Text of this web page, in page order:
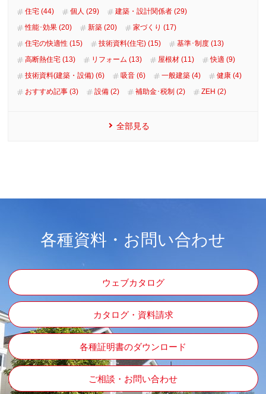
住宅 (44) 個人 (29)
建築・設計関係者 (29)
性能･効果 (20)
新築 (20)
家づくり (17)
住宅の快適性 (15)
技術資料(住宅) (15)
基準･制度 (13)
高断熱住宅 (13)
リフォーム (13) 屋根材 (11)
快適 (9)
技術資料(建築・設備) (6)
吸音 (6) 一般建築 (4)
健康 (4)
おすすめ記事 (3)
設備 (2) 補助金･税制 (2) ZEH (2)
全部見る
各種資料・お問い合わせ
ウェブカタログ
カタログ・資料請求
各種証明書のダウンロード
ご相談・お問い合わせ